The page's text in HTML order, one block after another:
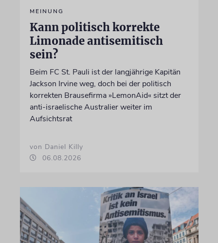
MEINUNG
Kann politisch korrekte
Limonade antisemitisch
sein?
Beim FC St. Pauli ist der langjährige Kapitän
Jackson Irvine weg, doch bei der politisch
korrekten Brausefirma »LemonAid« sitzt der
anti-israelische Australier weiter im
Aufsichtsrat
von Daniel Killy
06.08.2026